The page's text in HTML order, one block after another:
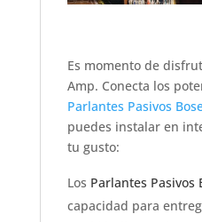
Es momento de
Amp. Conecta los
Parlantes Pasivos
puedes instalar en
tu gusto:
Los Parlantes Pasivos
capacidad para